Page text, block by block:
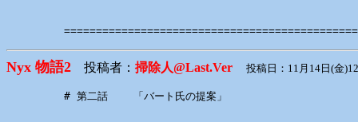
Nyx 物語2 投稿者： 掃除人@Last.Ver 投稿日：11月14日(金
    # 第二話    「バート氏の提案」